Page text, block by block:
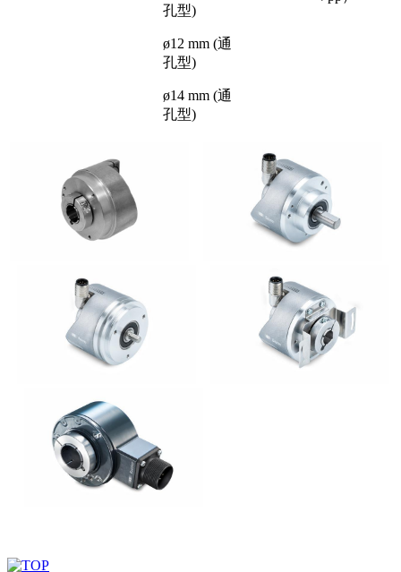
孔型)
ø12 mm (通
孔型)
ø14 mm (通
孔型)